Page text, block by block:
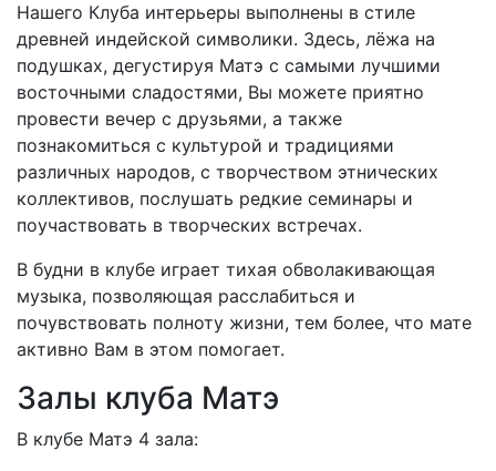
Нашего Клуба интерьеры выполнены в стиле
древней индейской символики. Здесь, лёжа на
подушках, дегустируя Матэ с самыми лучшими
восточными сладостями, Вы можете приятно
провести вечер с друзьями, а также
познакомиться с культурой и традициями
различных народов, с творчеством этнических
коллективов, послушать редкие семинары и
поучаствовать в творческих встречах.
В будни в клубе играет тихая обволакивающая
музыка, позволяющая расслабиться и
почувствовать полноту жизни, тем более, что мате
активно Вам в этом помогает.
Залы клуба Матэ
В клубе Матэ 4 зала: